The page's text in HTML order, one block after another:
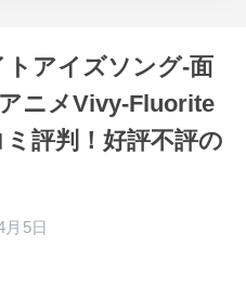
アイズソング-面
ニメVivy-Fluorite
評判！好評不評の
月5日